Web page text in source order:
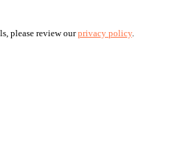
please review ourprivacy policy.